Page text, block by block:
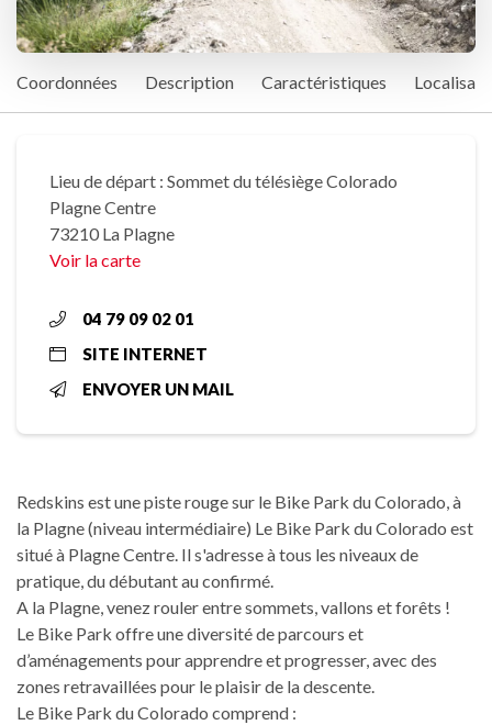
Coordonnées Description Caractéristiques
Lieu de départ : Sommet du télésiège Colorado
Plagne Centre
73210 La Plagne
Voir la carte
04 79 09 02 01
SITE INTERNET
ENVOYER UN MAIL
Redskins est une piste rouge sur le Bike Park du Colorado, à
la Plagne (niveau intermédiaire) Le Bike Park du Colorado est
situé à Plagne Centre. Il s'adresse à tous les niveaux de
pratique, du débutant au confirmé.
A la Plagne, venez rouler entre sommets, vallons et forêts !
Le Bike Park offre une diversité de parcours et
d’aménagements pour apprendre et progresser, avec des
zones retravaillées pour le plaisir de la descente.
Le Bike Park du Colorado comprend :